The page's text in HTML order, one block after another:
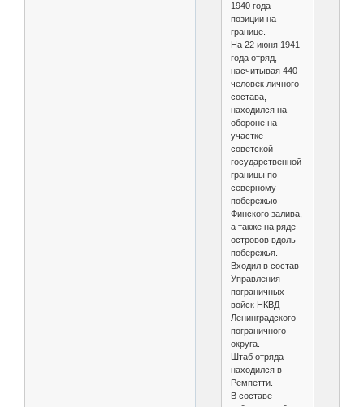
1940 года
позиции на
границе.
На 22 июня 1941
года отряд,
насчитывая 440
человек личного
состава,
находился на
обороне на
участке
советской
государственной
границы по
северному
побережью
Финского залива,
а также на ряде
островов вдоль
побережья.
Входил в состав
Управления
пограничных
войск НКВД
Ленинградского
пограничного
округа.
Штаб отряда
находился в
Ремпетти.
В составе